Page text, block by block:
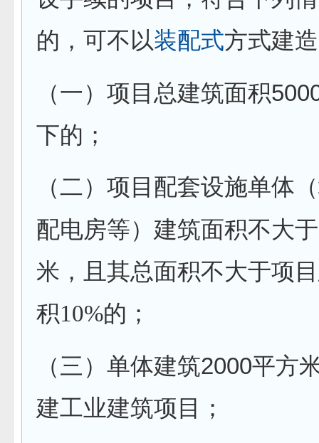
的，可不以装配式方式建
（一）项目总建筑面积
下的；
（二）项目配套设施单体
配电房等）建筑面积不大于
米，且其总面积不大于项
积10%的；
（三）单体建筑2000平方
建工业建筑项目；